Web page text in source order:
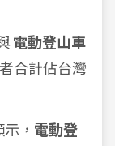
電動登山車
合計佔台灣
， 電動登